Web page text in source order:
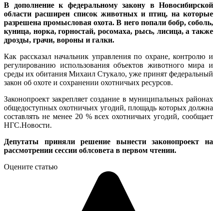
В дополнение к федеральному закону в Новосибирской
области расширен список животных и птиц, на которые
разрешена промысловая охота. В него попали бобр, соболь,
куница, норка, горностай, росомаха, рысь, лисица, а также
дрозды, грачи, вороны и галки.
Как рассказал начальник управления по охране, контролю и
регулированию использования объектов животного мира и
среды их обитания Михаил Стукало, уже принят федеральный
закон об охоте и сохранении охотничьих ресурсов.
Законопроект закрепляет создание в муниципальных районах
общедоступных охотничьих угодий, площадь которых должна
составлять не менее 20 % всех охотничьих угодий, сообщает
НГС.Новости.
Депутаты приняли решение вынести законопроект на
рассмотрении сессии облсовета в первом чтении.
Оцените статью